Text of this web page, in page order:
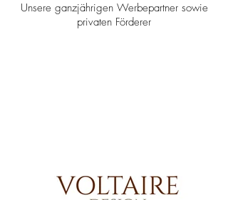
Unsere ganzjährigen Werbepartner sowie
privaten Förderer